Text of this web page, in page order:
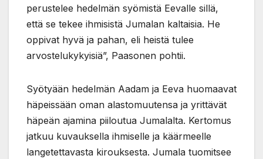
perustelee hedelmän syömistä Eevalle sillä,
että se tekee ihmisistä Jumalan kaltaisia. He
oppivat hyvä ja pahan, eli heistä tulee
arvostelukykyisiä”, Paasonen pohtii.
Syötyään hedelmän Aadam ja Eeva huomaavat
häpeissään oman alastomuutensa ja yrittävät
häpeän ajamina piiloutua Jumalalta. Kertomus
jatkuu kuvauksella ihmiselle ja käärmeelle
langetettavasta kirouksesta. Jumala tuomitsee